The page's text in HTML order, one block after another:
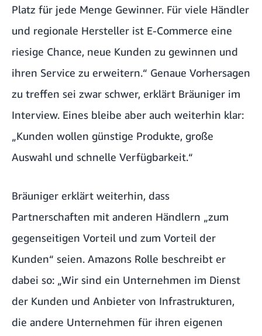
Platz für jede Menge Gewinner. Für viele Händler
und regionale Hersteller ist E-Commerce eine
riesige Chance, neue Kunden zu gewinnen und
ihren Service zu erweitern.“ Genaue Vorhersagen
zu treffen sei zwar schwer, erklärt Bräuniger im
Interview. Eines bleibe aber auch weiterhin klar:
„Kunden wollen günstige Produkte, große
Auswahl und schnelle Verfügbarkeit.“
Bräuniger erklärt weiterhin, dass
Partnerschaften mit anderen Händlern „zum
gegenseitigen Vorteil und zum Vorteil der
Kunden“ seien. Amazons Rolle beschreibt er
dabei so: „Wir sind ein Unternehmen im Dienst
der Kunden und Anbieter von Infrastrukturen,
die andere Unternehmen für ihren eigenen